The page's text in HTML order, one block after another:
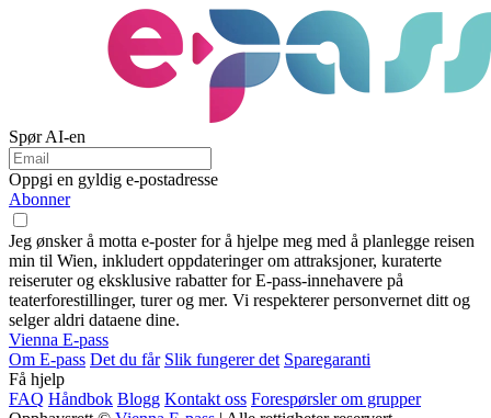
Spør AI-en
Oppgi en gyldig e-postadresse
Abonner
Jeg ønsker å motta e-poster for å hjelpe meg med å planlegge reisen
min til Wien, inkludert oppdateringer om attraksjoner, kuraterte
reiseruter og eksklusive rabatter for E-pass-innehavere på
teaterforestillinger, turer og mer. Vi respekterer personvernet ditt og
selger aldri dataene dine.
Vienna E-pass
Om E-pass Det du får Slik fungerer det Sparegaranti
Få hjelp
FAQ Håndbok Blogg Kontakt oss Forespørsler om grupper